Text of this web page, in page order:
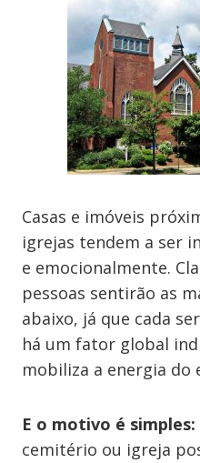
Casas e imóveis
igrejas tendem a ser
e emocionalmente.
pessoas sentirão as
abaixo, já que cada
há um fator global
mobiliza a energia do
E o motivo é simples:
cemitério ou igreja